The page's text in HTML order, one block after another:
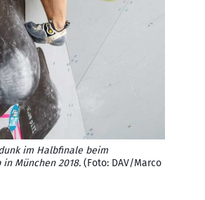
im Halbfinale beim
München 2018. (Foto: DAV/Marco